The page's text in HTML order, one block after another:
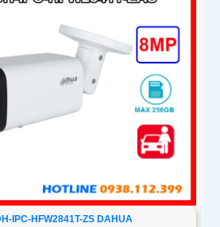
IPC-HFW2841T-ZS DAHUA